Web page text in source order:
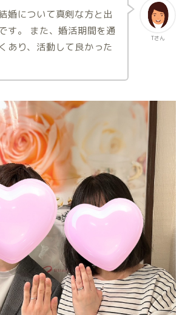
Tさん
婚について真剣な方と出
す。 また、婚活期間を通
あり、活動して良かった